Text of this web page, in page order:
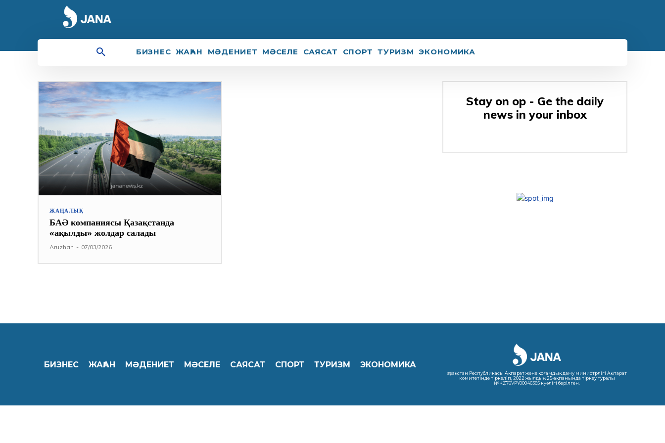
БИЗНЕС ЖАҺАН МӘДЕНИЕТ МӘСЕЛЕ САЯСАТ СПОРТ ТУРИЗМ ЭКОНОМИКА
Жаһандық Big Tech
ЖАҢАЛЫҚ
БАӘ компаниясы Қазақстанда
«ақылды» жолдар салады
Aruzhan - 07/03/2026
Stay on op - Ge the daily
news in your inbox
БИЗНЕС ЖАҺАН МӘДЕНИЕТ МӘСЕЛЕ САЯСАТ СПОРТ ТУРИЗМ ЭКОНОМИКА
Қазақстан Республикасы Ақпарат және қоғамдық даму министрлігі Ақпарат
комитетінде тіркеліп, 2022 жылдың 25-ақпанында тіркеу туралы
№KZ76VPY00046385 куәлігі берілген.